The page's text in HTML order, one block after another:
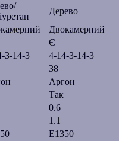
Дерево
Двокамерний
Є
3-14-3
4-14-3-14-3
38
Аргон
Так
0.6
1.1
E1350